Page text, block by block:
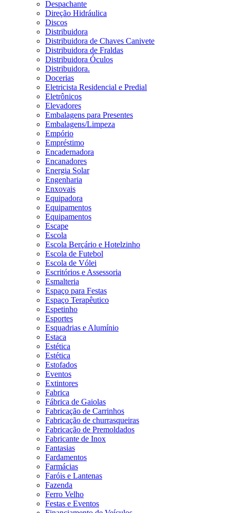
Despachante
Direção Hidráulica
Discos
Distribuidora
Distribuidora de Chaves Canivete
Distribuidora de Fraldas
Distribuidora Óculos
Distribuidora.
Docerias
Eletricista Residencial e Predial
Eletrônicos
Elevadores
Embalagens para Presentes
Embalagens/Limpeza
Empório
Empréstimo
Encadernadora
Encanadores
Energia Solar
Engenharia
Enxovais
Equipadora
Equipamentos
Equipamentos
Escape
Escola
Escola Berçário e Hotelzinho
Escola de Futebol
Escola de Vólei
Escritórios e Assessoria
Esmalteria
Espaço para Festas
Espaço Terapêutico
Espetinho
Esportes
Esquadrias e Alumínio
Estaca
Estética
Estética
Estofados
Eventos
Extintores
Fabrica
Fábrica de Gaiolas
Fabricação de Carrinhos
Fabricação de churrasqueiras
Fabricação de Premoldados
Fabricante de Inox
Fantasias
Fardamentos
Farmácias
Faróis e Lantenas
Fazenda
Ferro Velho
Festas e Eventos